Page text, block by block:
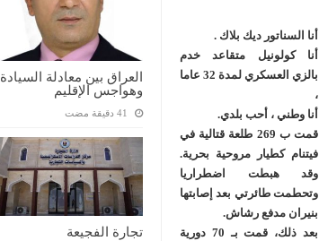
العراق بين معادلة السيادة
وهواجس الإقليم
تجارة الفجيعة
أنا السناتور ديك بلاك .
أنا كولونيل متقاعد خدم
بالزي العسكري لمدة 32 عاما
،
أنا وطني ، أحب بلدي.
قمت ب 269 طلعة قتالية في
فيتنام كطيار مروحية بحرية.
وقد هبطت اضطراريا
وتحطمت طائرتي بعد إصابتها
بنيران مدفع رشاش.
بعد ذلك، قمت بـ 70 دورية